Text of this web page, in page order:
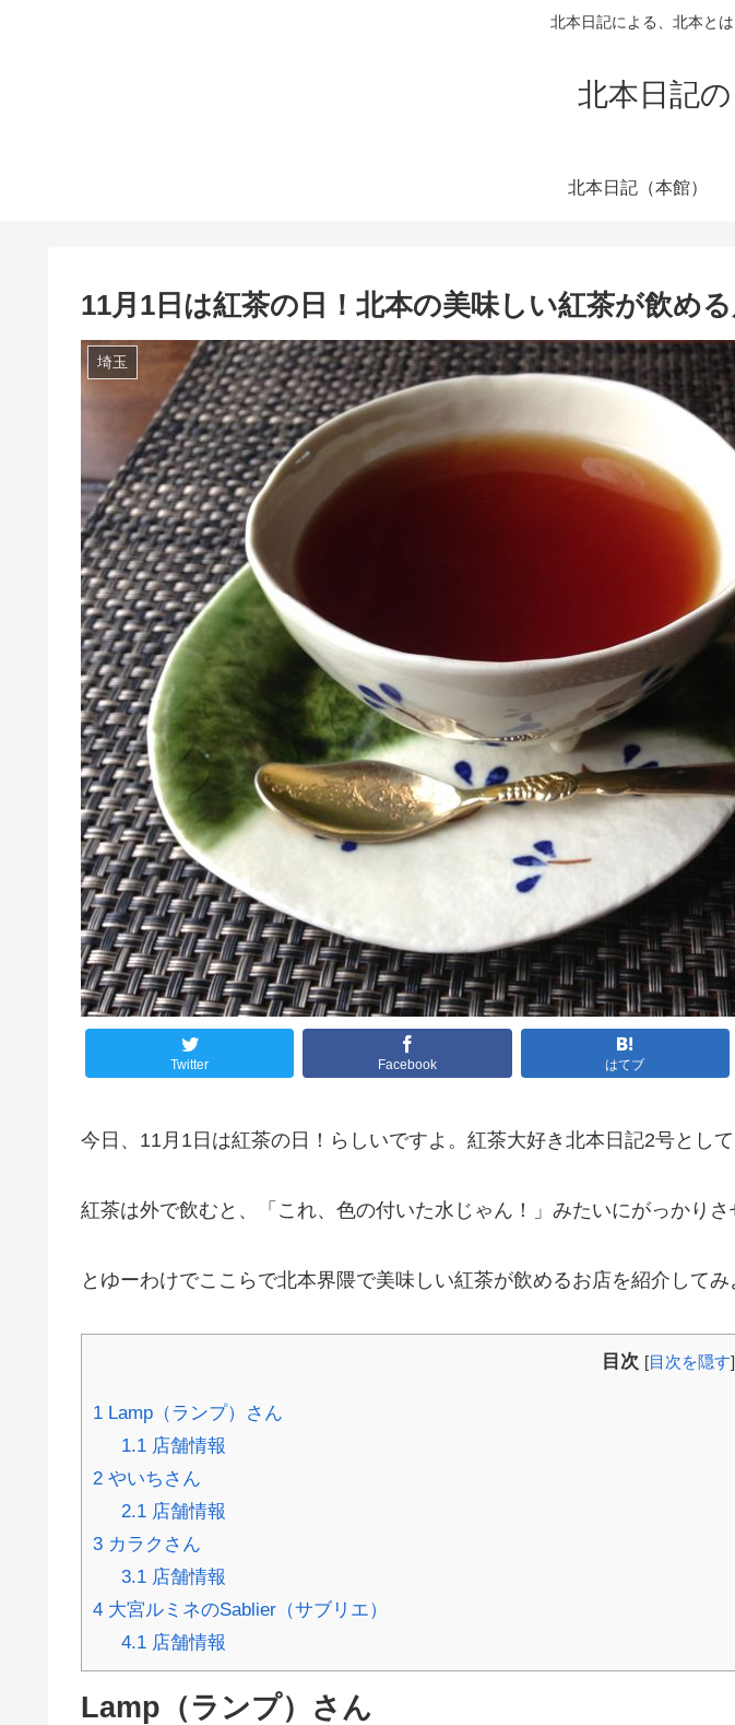
北本日記による、北本と
北本日記
北本日記（本館）
11月1日は紅茶の日！北本の美味しい紅茶が飲める
埼玉
Twitter Facebook はてブ
今日、11月1日は紅茶の日！らしいですよ。紅茶大好き北本日記2号とし
紅茶は外で飲むと、「これ、色の付いた水じゃん！」みたいにがっかり
とゆーわけでここらで北本界隈で美味しい紅茶が飲めるお店を紹介してみ
目次 [目次を隠す]
1 Lamp（ランプ）さん
1.1店舗情報
2 やいちさん
2.1店舗情報
3 カラクさん
3.1店舗情報
4 大宮ルミネのSablier（サブリエ）
4.1店舗情報
Lamp（ランプ）さん